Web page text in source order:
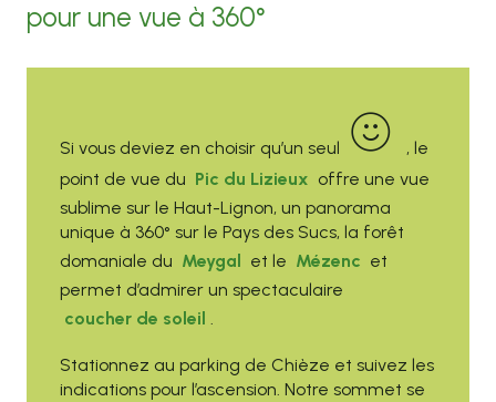
pour une vue à 360°
Si vous deviez en choisir qu’un seul
, le
point de vue du Pic du Lizieux offre une vue
sublime sur le Haut-Lignon, un panorama
unique à 360° sur le Pays des Sucs, la forêt
domaniale du Meygal et le Mézenc et
permet d’admirer un spectaculaire
coucher de soleil .
Stationnez au parking de Chièze et suivez les
indications pour l’ascension. Notre sommet se